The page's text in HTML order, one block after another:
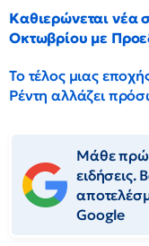
Καθιερώνεται νέα
Οκτωβρίου με
Το τέλος μιας
Ρέντη αλλάζει
Μάθε
ειδήσεις.
Google